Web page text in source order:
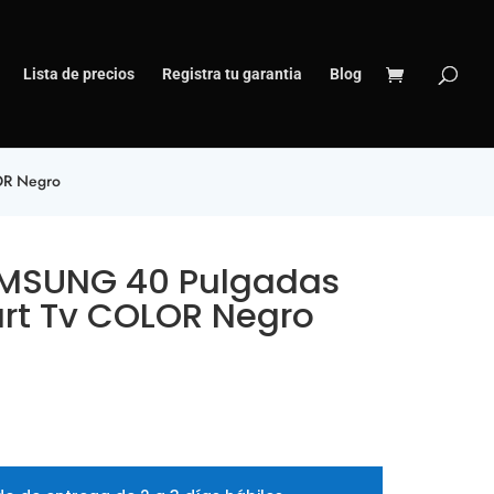
Lista de precios Registra tu garantia Blog
Negro
40 Pulgadas
Tv COLOR Negro